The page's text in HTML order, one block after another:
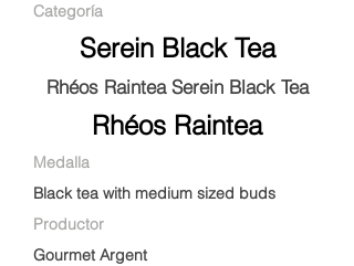
Categoría
Serein Black Tea
Rhéos Raintea Serein Black Tea
Rhéos Raintea
Medalla
Black tea with medium sized buds
Productor
Gourmet Argent